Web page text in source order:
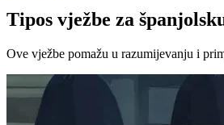
Tipos vježbe za
Ove vježbe pomažu u razumijevanju i